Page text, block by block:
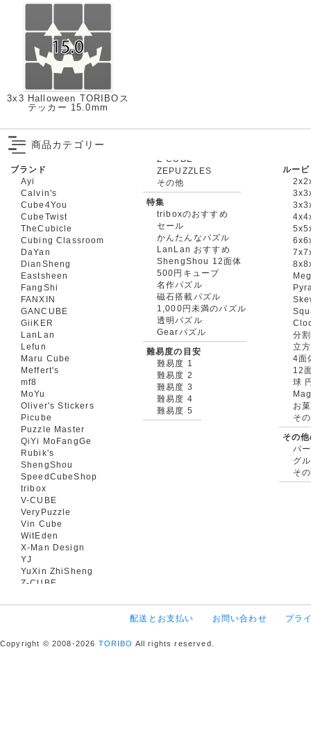
3x3 Halloween TORIBOス
テッカー 15.0mm
商品カテゴリー
ブランド
Ayi
Calvin's
Cube4You
CubeTwist
TheCubicle
Cubing Classroom
DaYan
DianSheng
Eastsheen
FangShi
FANXIN
GANCUBE
GiiKER
LanLan
Lefun
Maru Cube
Meffert's
mf8
MoYu
Oliver's Stickers
Picube
Puzzle Master
QiYi MoFangGe
Rubik's
ShengShou
SpeedCubeShop
tribox
V-CUBE
VeryPuzzle
Vin Cube
WitEden
X-Man Design
YJ
YuXin ZhiSheng
Z-CUBE
ZEPUZZLES
その他
特集
triboxのおすすめ
セール
かんたんなパズル
LanLan おすすめ
ShengShou 12面体
500円キューブ
名作パズル
磁石搭載パズル
1,000円未満のパズル
透明パズル
Gearパズル
難易度の目安
難易度 1
難易度 2
難易度 3
難易度 4
難易度 5
ルー
分
立
4面
12
球
お
そ
その
パ
グ
そ
配送とお支払い お問い合わせ プラ
Copyright © 2008-2026 TORIBO All rights reserved.